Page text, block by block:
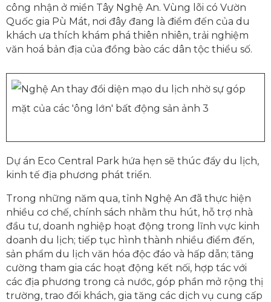
công nhận ở miền Tây Nghệ An. Vùng lõi có Vườn
Quốc gia Pù Mát, nơi đây đang là điểm đến của du
khách ưa thích khám phá thiên nhiên, trải nghiệm
văn hoá bản địa của đồng bào các dân tộc thiểu số.
Dự án Eco Central Park hứa hẹn sẽ thúc đẩy du lịch,
kinh tế địa phương phát triển.
Trong những năm qua, tỉnh Nghệ An đã thực hiện
nhiều cơ chế, chính sách nhằm thu hút, hỗ trợ nhà
đầu tư, doanh nghiệp hoạt động trong lĩnh vực kinh
doanh du lịch; tiếp tục hình thành nhiều điểm đến,
sản phẩm du lịch văn hóa độc đáo và hấp dẫn; tăng
cường tham gia các hoạt động kết nối, hợp tác với
các địa phương trong cả nước, góp phần mở rộng thị
trường, trao đổi khách, gia tăng các dịch vụ cung cấp